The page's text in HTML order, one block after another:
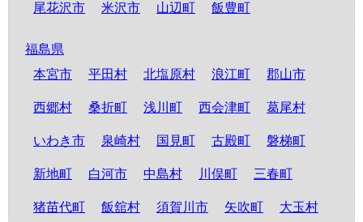
尾花沢市 米沢市 山辺町 飯豊町
福島県
本宮市
平田村 北塩原村 浪江町 郡山市
西郷村 桑折町 浅川町 西会津町 葛尾村
いわき市 泉崎村 国見町 古殿町 磐梯町
新地町 白河市 中島村 川俣町 三春町
猪苗代町 飯舘村 須賀川市 矢吹町 大玉村